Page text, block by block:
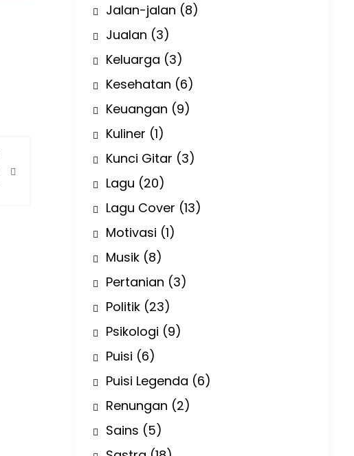
Jalan-jalan (8)
Jualan (3)
Keluarga (3)
Kesehatan (6)
Keuangan (9)
Kuliner (1)
Kunci Gitar (3)
Lagu (20)
Lagu Cover (13)
Motivasi (1)
Musik (8)
Pertanian (3)
Politik (23)
Psikologi (9)
Puisi (6)
Puisi Legenda (6)
Renungan (2)
Sains (5)